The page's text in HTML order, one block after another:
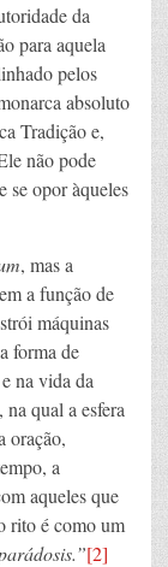
da
para aquela
pelos
absoluto
Tradição e,
não pode
se opor àqueles
, mas a
a função de
máquinas
forma de
na vida da
qual a esfera
oração,
a
aqueles que
rito é como um
[2]